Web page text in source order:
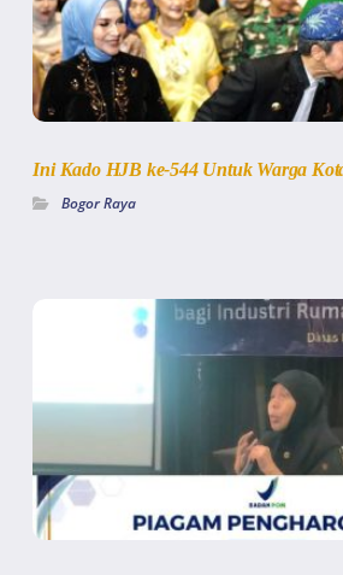
Ini Kado HJB ke-544 Untuk Warga
Bogor Raya